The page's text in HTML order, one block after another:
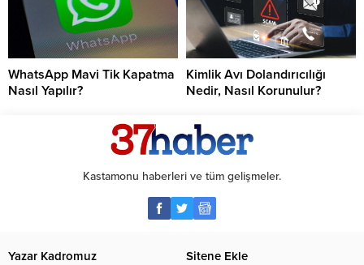
WhatsApp Mavi Tik Kapatma
Nasıl Yapılır?
Kimlik Avı Dolandırıcılığı
Nedir, Nasıl Korunulur?
Kastamonu haberleri ve tüm gelişmeler.
Yazar Kadromuz Sitene Ekle